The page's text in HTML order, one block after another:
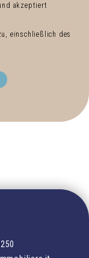
akzeptiert
einschließlich des